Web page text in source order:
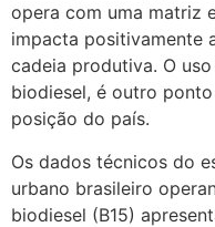
opera com uma matriz
impacta positivamente
cadeia produtiva. O
biodiesel, é outro
posição do país.
Os dados técnicos do
urbano brasileiro
biodiesel (B15)